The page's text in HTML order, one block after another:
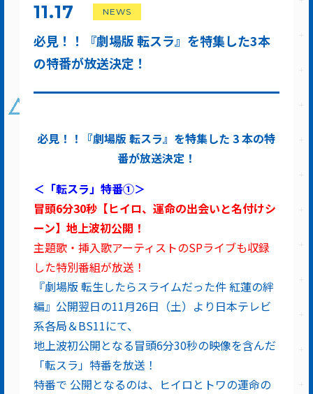
必見！！『劇場版 転スラ』を特集した3本
の特番が放送決定！
NEWS
11.17
必見！！『劇場版 転スラ』を特集した 3 本の特
番が放送決定！
＜「転スラ」特番①＞
冒頭6分30秒【ヒイロ、運命の出会いと名付けシ
ーン】地上波初公開！
主題歌・挿入歌アーティストのSPライブも収録
した特別番組が放送！
『劇場版 転生したらスライムだった件 紅蓮の絆
編』公開翌日の11月26日（土）より日本テレビ
系各局＆BS11にて、
地上波初公開となる冒頭6分30秒の映像を含んだ
「転スラ」特番を放送！
特番で 公開となるのは、ヒイロとトワの運命の